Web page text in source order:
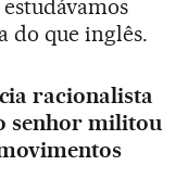
do que inglês.
racionalista
senhor militou